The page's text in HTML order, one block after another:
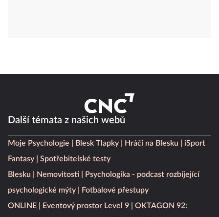
Další témata z našich webů
Moje Psychologie Blesk Tlapky Hráči na Blesku
iSport
Fantasy
Spotřebitelské testy
Blesku
Nemovitosti
Psychologika - podcast rozbíjející
psychologické mýty
Fotbalové přestupy
ONLINE
Eventový prostor Level 9
OKTAGON 92: